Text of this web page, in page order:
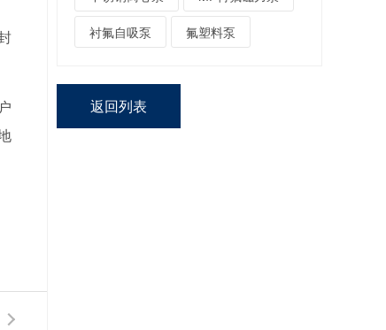
衬氟自吸泵 氟塑料泵
返回列表